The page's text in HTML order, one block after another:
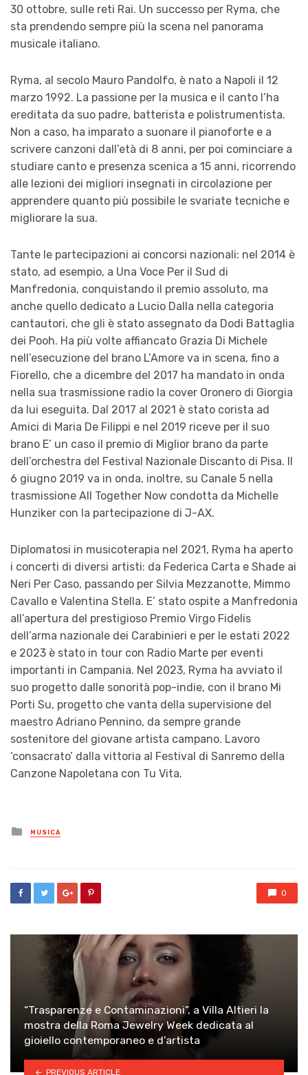
30 ottobre, sulle reti Rai. Un successo per Ryma, che
sta prendendo sempre più la scena nel panorama
musicale italiano.
Ryma, al secolo Mauro Pandolfo, è nato a Napoli il 12
marzo 1992. La passione per la musica e il canto l’ha
ereditata da suo padre, batterista e polistrumentista.
Non a caso, ha imparato a suonare il pianoforte e a
scrivere canzoni dall’età di 8 anni, per poi cominciare a
studiare canto e presenza scenica a 15 anni, ricorrendo
alle lezioni dei migliori insegnati in circolazione per
apprendere quanto più possibile le svariate tecniche e
migliorare la sua.
Tante le partecipazioni ai concorsi nazionali: nel 2014 è
stato, ad esempio, a Una Voce Per il Sud di
Manfredonia, conquistando il premio assoluto, ma
anche quello dedicato a Lucio Dalla nella categoria
cantautori, che gli è stato assegnato da Dodi Battaglia
dei Pooh. Ha più volte affiancato Grazia Di Michele
nell’esecuzione del brano L’Amore va in scena, fino a
Fiorello, che a dicembre del 2017 ha mandato in onda
nella sua trasmissione radio la cover Oronero di Giorgia
da lui eseguita. Dal 2017 al 2021 è stato corista ad
Amici di Maria De Filippi e nel 2019 riceve per il suo
brano E’ un caso il premio di Miglior brano da parte
dell’orchestra del Festival Nazionale Discanto di Pisa. Il
6 giugno 2019 va in onda, inoltre, su Canale 5 nella
trasmissione All Together Now condotta da Michelle
Hunziker con la partecipazione di J-AX.
Diplomatosi in musicoterapia nel 2021, Ryma ha aperto
i concerti di diversi artisti: da Federica Carta e Shade ai
Neri Per Caso, passando per Silvia Mezzanotte, Mimmo
Cavallo e Valentina Stella. E’ stato ospite a Manfredonia
all’apertura del prestigioso Premio Virgo Fidelis
dell’arma nazionale dei Carabinieri e per le estati 2022
e 2023 è stato in tour con Radio Marte per eventi
importanti in Campania. Nel 2023, Ryma ha avviato il
suo progetto dalle sonorità pop-indie, con il brano Mi
Porti Su, progetto che vanta della supervisione del
maestro Adriano Pennino, da sempre grande
sostenitore del giovane artista campano. Lavoro
‘consacrato’ dalla vittoria al Festival di Sanremo della
Canzone Napoletana con Tu Vita.
Posted
in
MUSICA
0
“Trasparenze e Contaminazioni”, a Villa Altieri la
mostra della Roma Jewelry Week dedicata al
gioiello contemporaneo e d’artista
PREVIOUS ARTICLE